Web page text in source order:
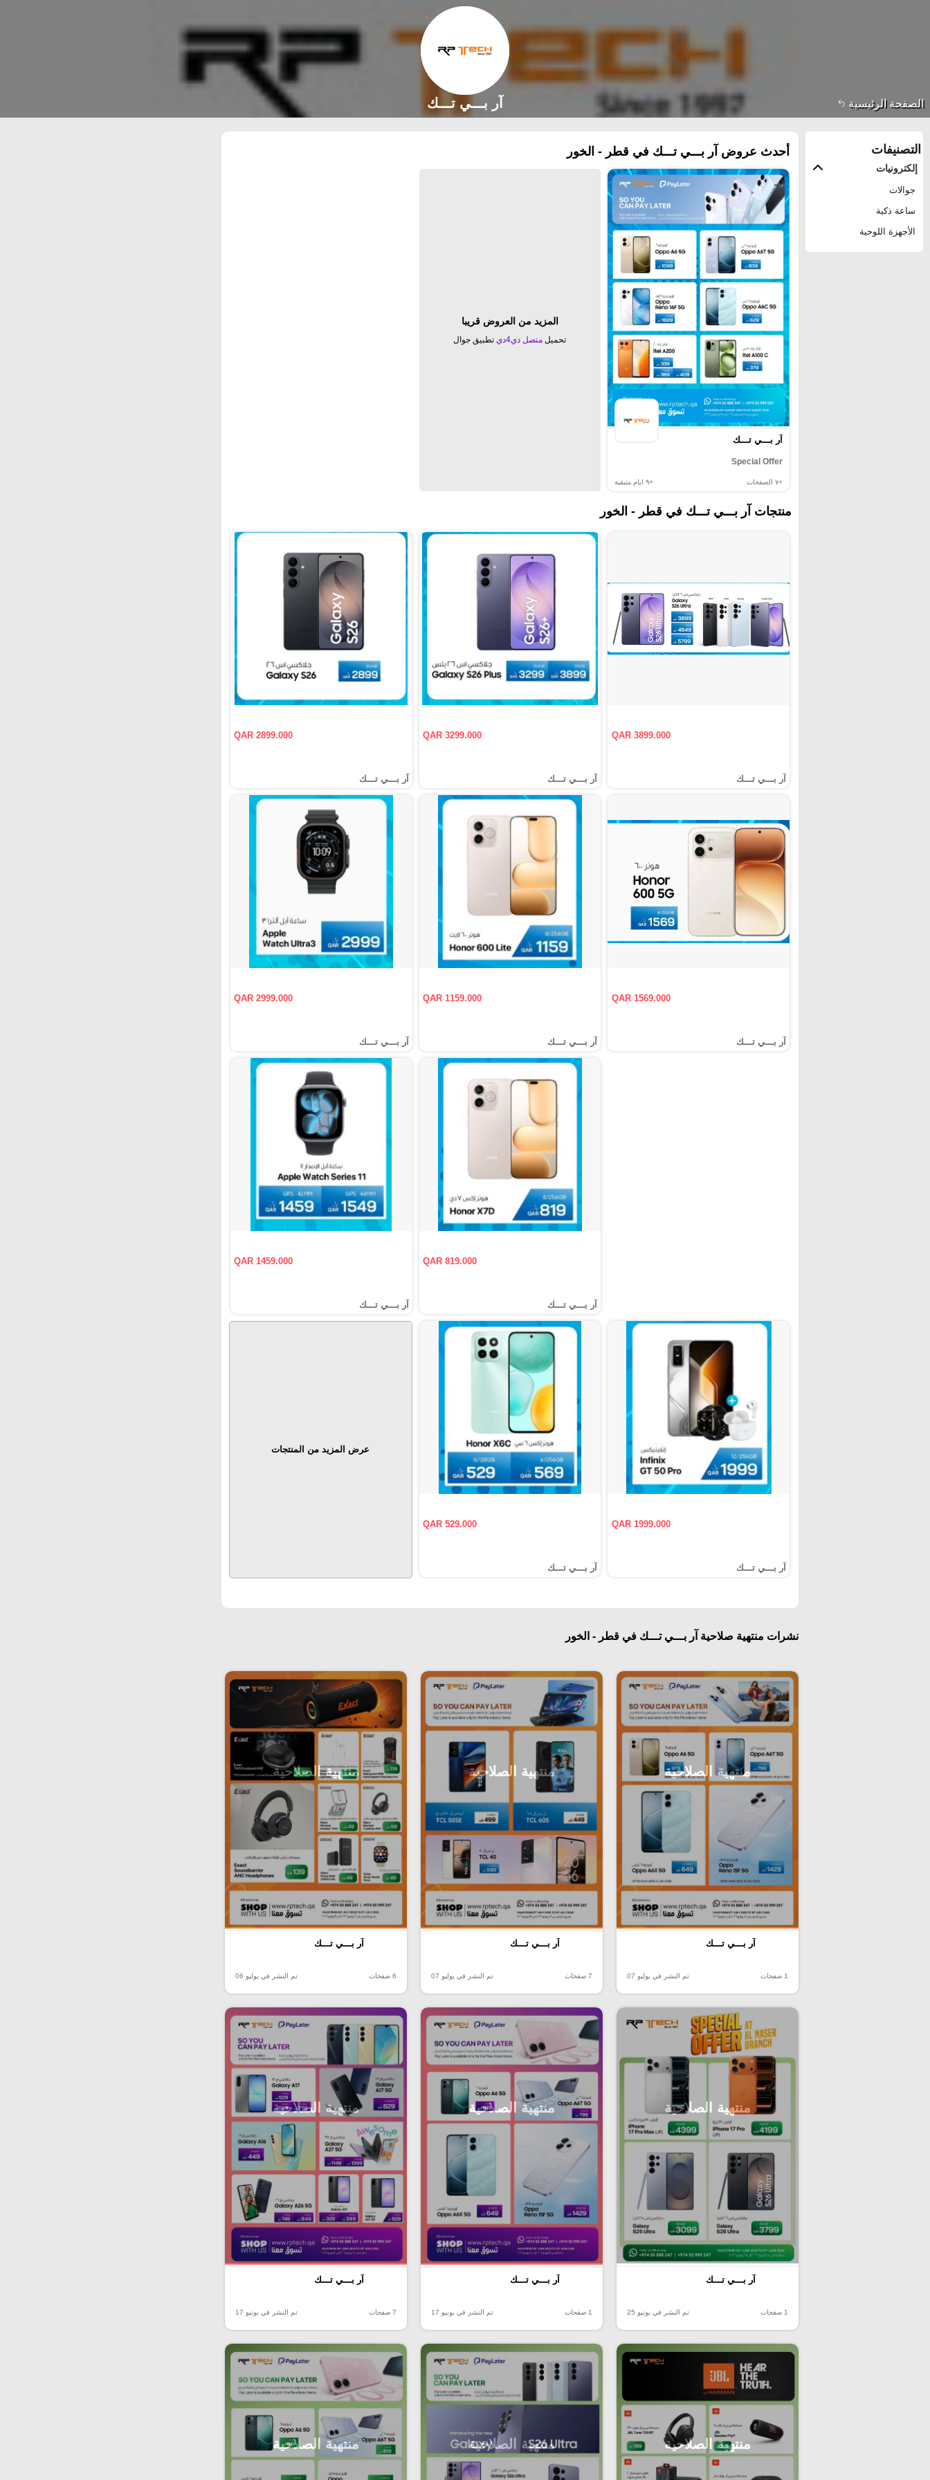
الصفحة الرئيسية آر بـــي تـــك
التصنيفات
إلكترونيات
جوالات
ساعة ذكية
الأجهزة اللوحية
أحدث عروض آر بـــي تـــك في قطر - الخور
آر بـــي تـــك
Special Offer
+٧ الصفحات +٩ ايام متبقية
المزيد من العروض قريبا
تحميلمتصل دي4دي تطبيق جوال
منتجات آر بـــي تـــك في قطر - الخور
QAR 3899.000
آر بـــي تـــك
QAR 3299.000
آر بـــي تـــك
QAR 2899.000
آر بـــي تـــك
QAR 1569.000
آر بـــي تـــك
QAR 1159.000
آر بـــي تـــك
QAR 2999.000
آر بـــي تـــك
QAR 819.000
آر بـــي تـــك
QAR 1459.000
آر بـــي تـــك
QAR 1999.000
آر بـــي تـــك
QAR 529.000
آر بـــي تـــك
عرض المزيد من المنتجات
نشرات منتهية صلاحية آر بـــي تـــك في قطر - الخور
منتهية الصلاحية
آر بـــي تـــك
1 صفحات تم النشر في يوليو 07
منتهية الصلاحية
آر بـــي تـــك
7 صفحات تم النشر في يوليو 07
منتهية الصلاحية
آر بـــي تـــك
6 صفحات تم النشر في يوليو 06
منتهية الصلاحية
آر بـــي تـــك
1 صفحات تم النشر في يونيو 25
منتهية الصلاحية
آر بـــي تـــك
1 صفحات تم النشر في يونيو 17
منتهية الصلاحية
آر بـــي تـــك
7 صفحات تم النشر في يونيو 17
منتهية الصلاحية منتهية الصلاحية منتهية الصلاحية